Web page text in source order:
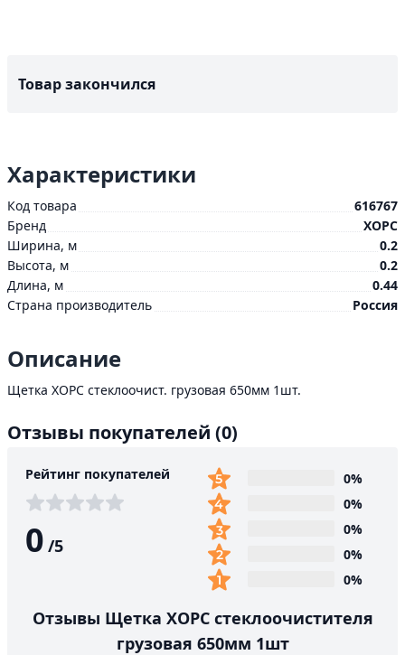
Товар закончился
Характеристики
Код товара
616767
Бренд
ХОРС
Ширина, м
0.2
Высота, м
0.2
Длина, м
0.44
Страна производитель
Россия
Описание
Щетка ХОРС стеклоочист. грузовая 650мм 1шт.
Отзывы покупателей (0)
Рейтинг покупателей
0 /5
0%
0%
0%
0%
0%
Отзывы Щетка ХОРС стеклоочистителя
грузовая 650мм 1шт